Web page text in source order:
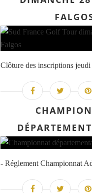
Clôture des inscriptions
- Réglement Championnat